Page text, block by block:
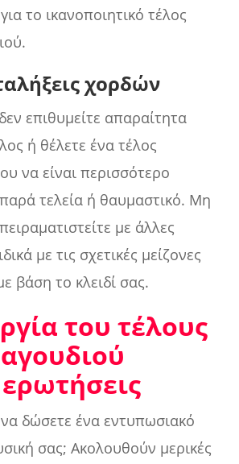
το ικανοποιητικό τέλος
χορδών
επιθυμείτε απαραίτητα
ή θέλετε ένα τέλος
να είναι περισσότερο
τελεία ή θαυμαστικό. Μη
με άλλες
με τις σχετικές μείζονες
βάση το κλειδί σας.
του τέλους
να δώσετε ένα εντυπωσιακό
σας; Ακολουθούν μερικές